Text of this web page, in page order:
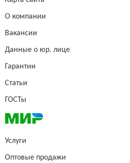
О компании
Вакансии
Данные о юр. лице
Гарантии
Статьи
ГОСТы
Услуги
Оптовые продажи